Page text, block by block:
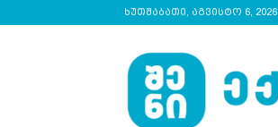
ხუთშაბათი, აგვისტო 6, 2026